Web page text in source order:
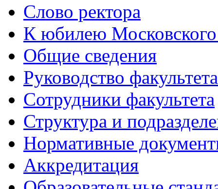
Слово ректора
К юбилею Московского
Общие сведения
Руководство факультета
Сотрудники факультета
Структура и
Нормативные
Аккредитация